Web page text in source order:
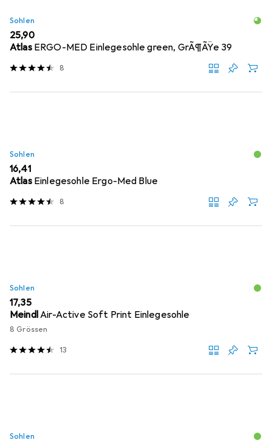
Sohlen
EUR
25,90
Atlas ERGO-MED Einlegesohle green, GrÃ¶ÃŸe 39
8
Sohlen
EUR
16,41
Atlas Einlegesohle Ergo-Med Blue
8
Sohlen
EUR
17,35
MeindlAir-Active Soft Print Einlegesohle
8 Grössen
13
Sohlen